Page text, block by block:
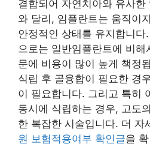
결합되어 자연치아와 유사한
와 달리, 임플란트는 움직이
안정적인 상태를 유지합니다
으로는 일반임플란트에 비해
문에 비용이 많이 높게 책정
식립 후 골융합이 필요한 경
이 필요합니다. 그리고 특히
동시에 식립하는 경우, 고도
한 복잡한 시술입니다. 더 자
원 보험적용여부 확인글을